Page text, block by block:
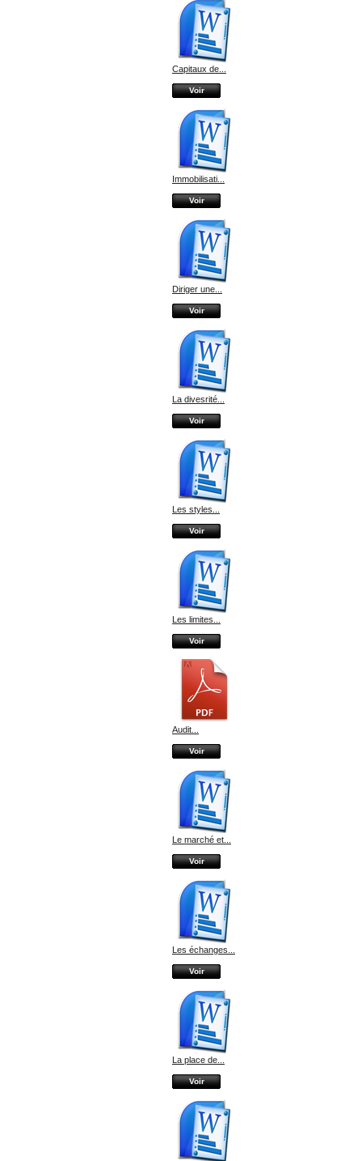
Capitaux de...
Voir
Immobilisati...
Voir
Diriger une...
Voir
La divesrité...
Voir
Les styles...
Voir
Les limites...
Voir
Audit...
Voir
Le marché et...
Voir
Les échanges...
Voir
La place de...
Voir